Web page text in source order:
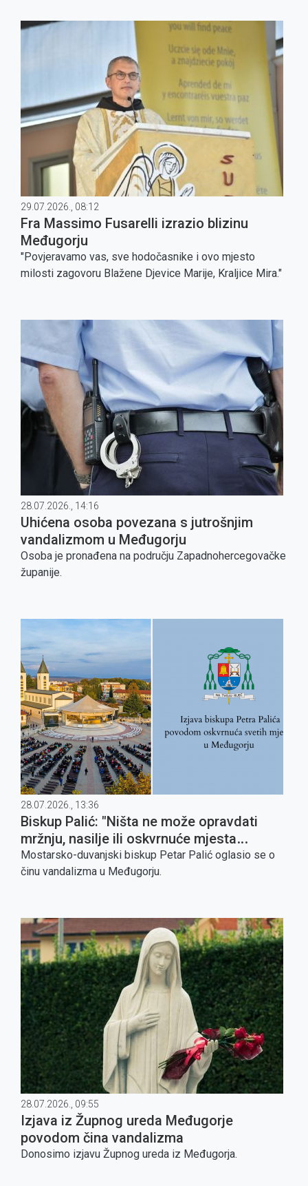
29.07.2026., 08:12
Fra Massimo Fusarelli izrazio blizinu
Međugorju
"Povjeravamo vas, sve hodočasnike i ovo mjesto
milosti zagovoru Blažene Djevice Marije, Kraljice Mira."
28.07.2026., 14:16
Uhićena osoba povezana s jutrošnjim
vandalizmom u Međugorju
Osoba je pronađena na području Zapadnohercegovačke
županije.
28.07.2026., 13:36
Biskup Palić: "Ništa ne može opravdati
mržnju, nasilje ili oskvrnuće mjesta
molitve"
Mostarsko-duvanjski biskup Petar Palić oglasio se o
činu vandalizma u Međugorju.
28.07.2026., 09:55
Izjava iz Župnog ureda Međugorje
povodom čina vandalizma
Donosimo izjavu Župnog ureda iz Međugorja.